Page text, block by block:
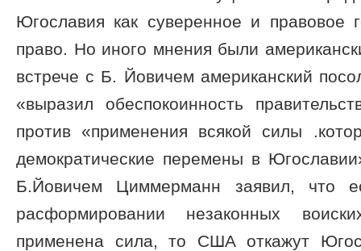
Югославия как суверенное и правовое
право. Но иного мнения были
встрече с Б. Йовичем американский
«выразил обеспокоинность
против «применения всякой силы
демократические перемены в
Б.Йовичем Циммерманн заявил, что
расформировании незаконных
применена сила, то США откажут